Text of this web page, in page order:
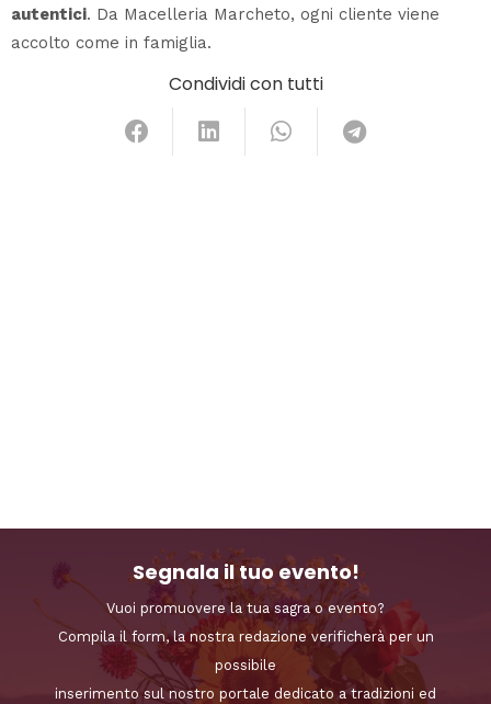
autentici. Da Macelleria Marcheto, ogni cliente viene
accolto come in famiglia.
Condividi con tutti
Segnala il tuo evento!
Vuoi promuovere la tua sagra o evento?
Compila il form, la nostra redazione verificherà per un
possibile
inserimento sul nostro portale dedicato a tradizioni ed